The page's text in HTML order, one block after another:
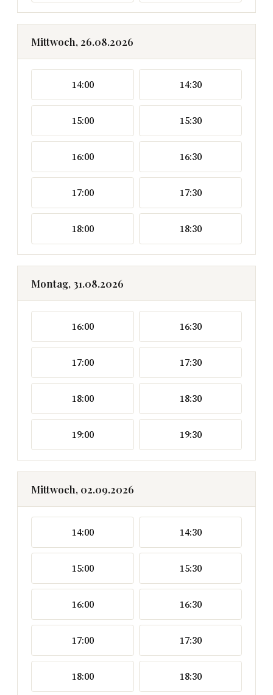
Mittwoch, 26.08.2026
14:00 14:30
15:00 15:30
16:00 16:30
17:00 17:30
18:00 18:30
Montag, 31.08.2026
16:00 16:30
17:00 17:30
18:00 18:30
19:00 19:30
Mittwoch, 02.09.2026
14:00 14:30
15:00 15:30
16:00 16:30
17:00 17:30
18:00 18:30